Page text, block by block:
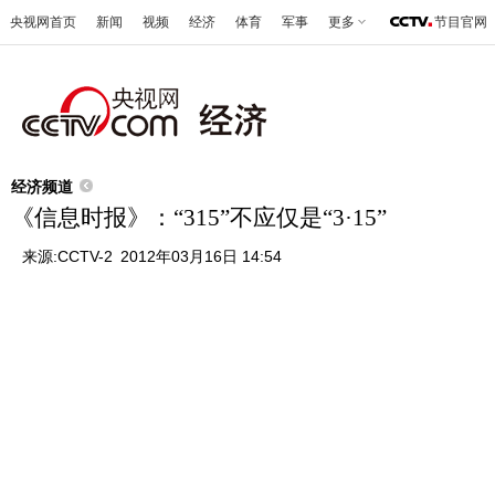
央视网首页 新闻 视频 经济 体育 军事 更多 节目官网
经济频道
《信息时报》：“315”不应仅是“3·15”
来源:CCTV-2 2012年03月16日 14:54